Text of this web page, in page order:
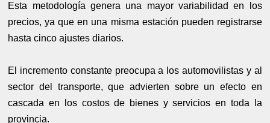
Esta metodología genera una mayor variabilidad en los
precios, ya que en una misma estación pueden registrarse
hasta cinco ajustes diarios.
El incremento constante preocupa a los automovilistas y al
sector del transporte, que advierten sobre un efecto en
cascada en los costos de bienes y servicios en toda la
provincia.